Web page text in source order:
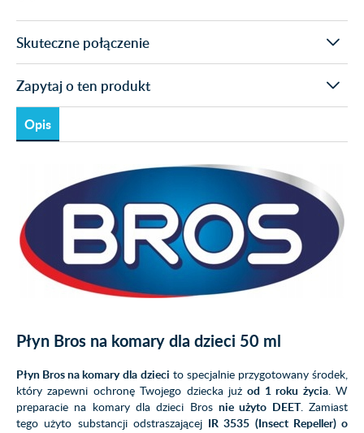
Skuteczne połączenie
Zapytaj o ten produkt
Opis
Płyn Bros na komary dla dzieci 50 ml
Płyn Bros na komary dla dzieci to specjalnie przygotowany środek,
który zapewni ochronę Twojego dziecka jużod 1 roku życia. W
preparacie na komary dla dzieci Bros nie użyto DEET. Zamiast
tego użyto substancji odstraszającej IR 3535 (Insect Repeller) o